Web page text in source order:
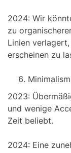
2024: Wir
zu
Linien
erscheinen zu
2023:
und wenige
Zeit beliebt.
2024: Eine